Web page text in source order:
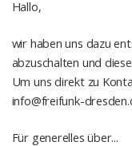
Hallo,
wir haben uns dazu
abzuschalten und
Um uns direkt zu
info@freifunk-
Für generelles über...